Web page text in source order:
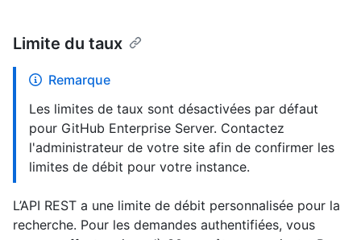
Limite du taux
Remarque
Les limites de taux sont désactivées par défaut
pour GitHub Enterprise Server. Contactez
l'administrateur de votre site afin de confirmer les
limites de débit pour votre instance.
L’API REST a une limite de débit personnalisée pour la
recherche. Pour les demandes authentifiées, vous